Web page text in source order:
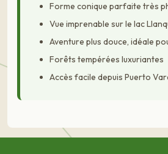
Forme conique parfaite très
Vue imprenable sur le lac
Aventure plus douce, idéale
Forêts tempérées luxuriantes
Accès facile depuis Puerto